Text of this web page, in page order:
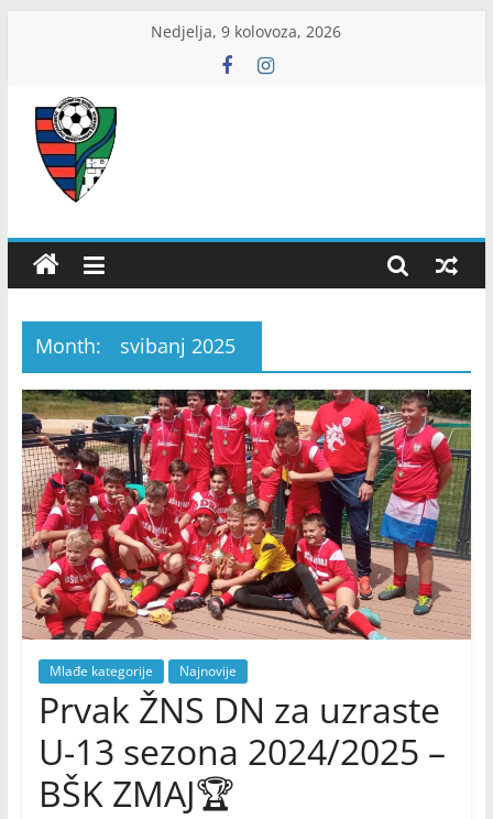
Nedjelja, 9 kolovoza, 2026
ŽNS
Dubrovačko-
neretvanski
Month: svibanj 2025
Mlađe kategorije Najnovije
Prvak ŽNS DN za uzraste
U-13 sezona 2024/2025 –
BŠK ZMAJ🏆